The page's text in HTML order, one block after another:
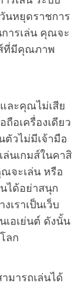
นหยุดราชการ
ารเล่น คุณจะ
ส์ที่มีคุณภาพ
ละคุณไม่เสีย
อเครื่องเดียว
วไม่มีเจ้ามือ
ล่นเกมส์ในคาสิ
ณจะเล่น หรือ
ได้อย่าสนุก
เราเป็นเว็บ
เอเย่นต์ ดังนั้น
ลก
มารถเล่นได้